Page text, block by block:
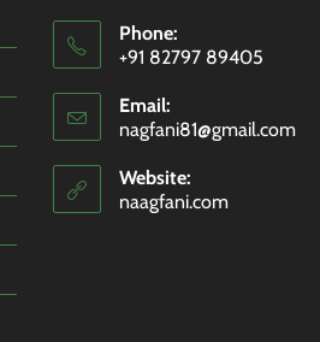
Phone:
+91 82797 89405
Email:
nagfani81@gmail.com
Website:
naagfani.com